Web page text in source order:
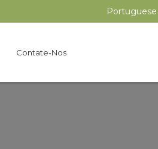
Portuguese
Contate-Nos